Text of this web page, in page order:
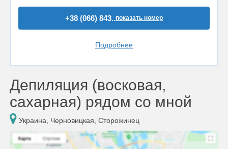
+38 (066) 843..показать номер
Подробнее
Депиляция (восковая,
сахарная) рядом со мной
Украина, Черновицкая, Сторожинец